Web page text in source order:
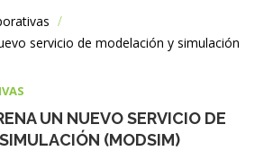
servicio de modelación y simulación
UN NUEVO SERVICIO DE
(MODSIM)